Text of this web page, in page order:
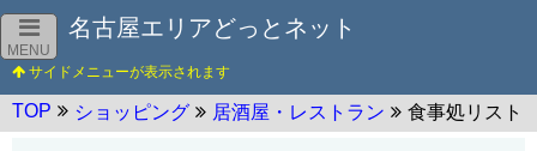
MENU
名古屋エリアどっとネット
TOP ショッピング 居酒屋・レストラン 食事処リスト